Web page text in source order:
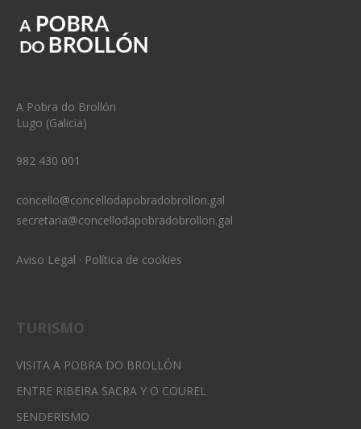
A Pobra do Brollón
Lugo (Galicia)
982 430 001
concello@concellodapobradobrollon.gal
secretaria@concellodapobradobrollon.gal
Aviso Legal · Política de cookies
TURISMO
VISITA A POBRA DO BROLLÓN
ENTRE RIBEIRA SACRA Y O COUREL
SENDERISMO